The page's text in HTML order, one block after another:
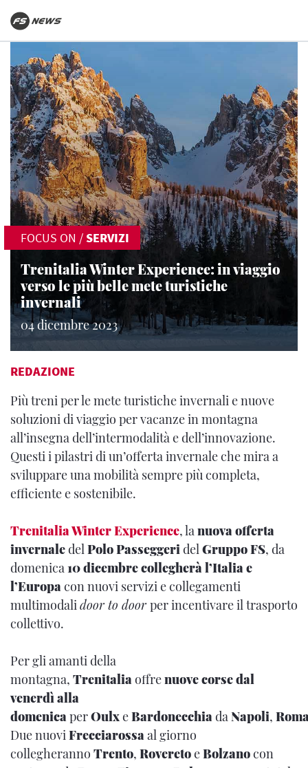
FOCUS ON /SERVIZI
Trenitalia Winter Experience: in viaggio
verso le più belle mete turistiche
invernali
04 dicembre 2023
REDAZIONE
Più treni per le mete turistiche invernali e nuove
soluzioni di viaggio per vacanze in montagna
all’insegna dell’intermodalità e dell’innovazione.
Questi i pilastri di un’offerta invernale che mira a
sviluppare una mobilità sempre più completa,
efficiente e sostenibile.
Trenitalia Winter Experience, lanuova offerta
invernaledelPolo PasseggeridelGruppo FS, da
domenica10 dicembrecollegherà l’Italia e
l’Europacon nuovi servizi e collegamenti
multimodalidoor to door per incentivare il trasporto
collettivo.
Per gli amanti della
montagna, Trenitaliaoffrenuove corse dal
venerdì alla
domenicaperOulxeBardonecchiadaNapoli,
Due nuoviFrecciarossaal giorno
collegheranno Trento, RoveretoeBolzanocon